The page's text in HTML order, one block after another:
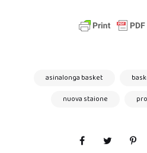
asinalonga basket
nuova staione